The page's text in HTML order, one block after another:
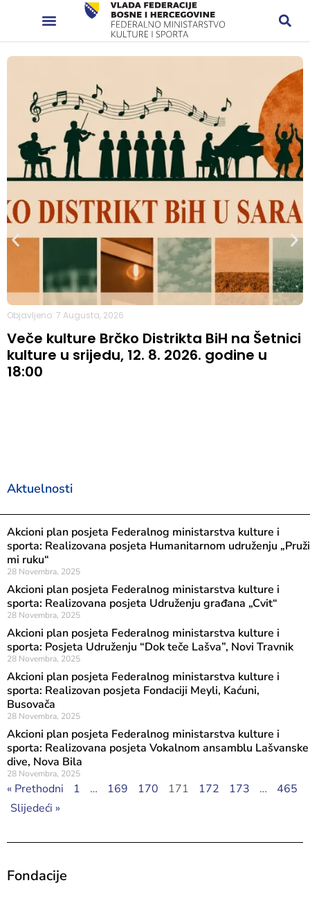
Objavljeno: 7 Augusta, 2026
Veče kulture Brčko Distrikta BiH na Šetnici
kulture u srijedu, 12. 8. 2026. godine u
18:00
Aktuelnosti
Akcioni plan posjeta Federalnog ministarstva kulture i
sporta: Realizovana posjeta Humanitarnom udruženju „Pruži
mi ruku“
28 Novembra, 2025
Akcioni plan posjeta Federalnog ministarstva kulture i
sporta: Realizovana posjeta Udruženju građana „Cvit“
28 Novembra, 2025
Akcioni plan posjeta Federalnog ministarstva kulture i
sporta: Posjeta Udruženju “Dok teče Lašva”, Novi Travnik
28 Novembra, 2025
Akcioni plan posjeta Federalnog ministarstva kulture i
sporta: Realizovan posjeta Fondaciji Meyli, Kaćuni,
Busovača
28 Novembra, 2025
Akcioni plan posjeta Federalnog ministarstva kulture i
sporta: Realizovana posjeta Vokalnom ansamblu Lašvanske
dive, Nova Bila
28 Novembra, 2025
« Prethodni 1 … 169 170 171 172 173 …
465
Slijedeći »
Fondacije